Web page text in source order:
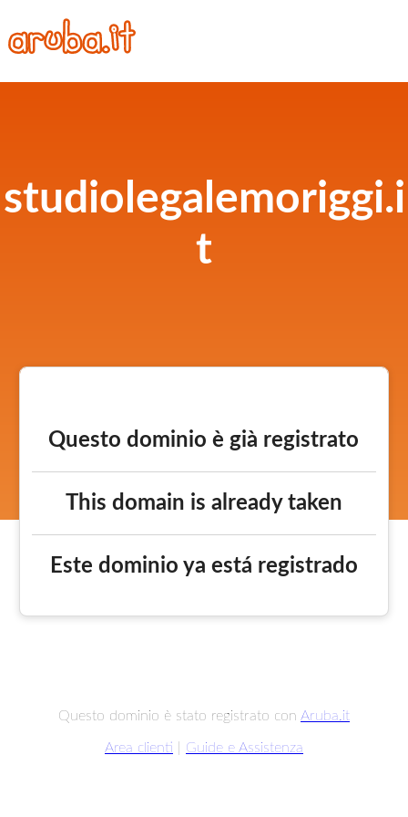
studiolegalemoriggi.i
t
Questo dominio è già registrato
This domain is already taken
Este dominio ya está registrado
Questo dominio è stato registrato con Aruba.it
Area clienti Guide e Assistenza